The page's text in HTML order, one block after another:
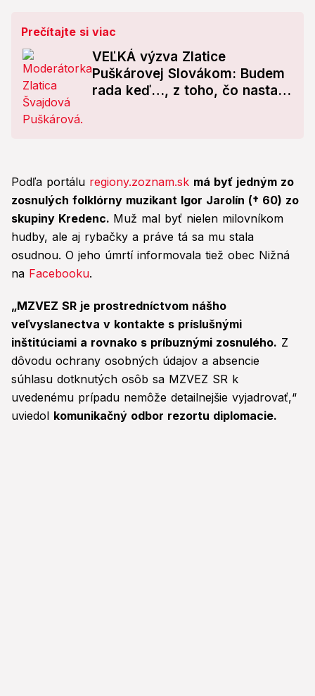
Prečítajte si viac
VEĽKÁ výzva Zlatice
Puškárovej Slovákom: Budem
rada keď…, z toho, čo nastalo
Podľa portálu regiony.zoznam.sk má byť jedným zo
zosnulých folklórny muzikant Igor Jarolín († 60) zo
skupiny Kredenc. Muž mal byť nielen milovníkom
hudby, ale aj rybačky a práve tá sa mu stala
osudnou. O jeho úmrtí informovala tiež obec Nižná
na Facebooku.
„MZVEZ SR je prostredníctvom nášho
veľvyslanectva v kontakte s príslušnými
inštitúciami a rovnako s príbuznými zosnulého. Z
dôvodu ochrany osobných údajov a absencie
súhlasu dotknutých osôb sa MZVEZ SR k
uvedenému prípadu nemôže detailnejšie vyjadrovať,“
uviedol komunikačný odbor rezortu diplomacie.